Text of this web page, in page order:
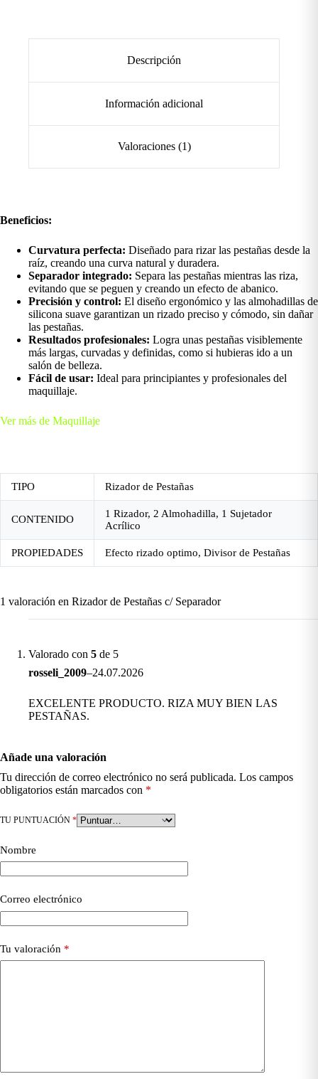
Descripción
Información adicional
Valoraciones (1)
Beneficios:
Curvatura perfecta: Diseñado para rizar las pestañas desde la
raíz, creando una curva natural y duradera.
Separador integrado: Separa las pestañas mientras las riza,
evitando que se peguen y creando un efecto de abanico.
Precisión y control: El diseño ergonómico y las almohadillas de
silicona suave garantizan un rizado preciso y cómodo, sin dañar
las pestañas.
Resultados profesionales: Logra unas pestañas visiblemente
más largas, curvadas y definidas, como si hubieras ido a un
salón de belleza.
Fácil de usar: Ideal para principiantes y profesionales del
maquillaje.
Ver más de Maquillaje
TIPO Rizador de Pestañas
CONTENIDO
1 Rizador, 2 Almohadilla, 1 Sujetador
Acrílico
PROPIEDADES Efecto rizado optimo, Divisor de Pestañas
1 valoración en Rizador de Pestañas c/ Separador
Valorado con 5 de 5
rosseli_2009–24.07.2026
EXCELENTE PRODUCTO. RIZA MUY BIEN LAS
PESTAÑAS.
Añade una valoración
Tu dirección de correo electrónico no será publicada. Los campos
obligatorios están marcados con *
TU PUNTUACIÓN *
Nombre
Correo electrónico
Tu valoración *